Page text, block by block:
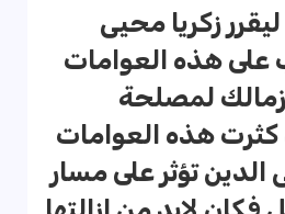
وجاء عام 1966 ليقرر زكريا محيى
على هذه العوامات
لمصلحة
هذه العوامات
الدين تؤثر على مسار